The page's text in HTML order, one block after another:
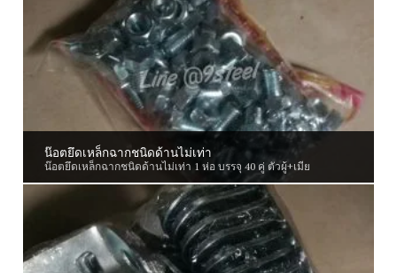
น๊อตยึดเหล็กฉากชนิดด้านไม่เท่า
น๊อตยึดเหล็กฉากชนิดด้านไม่เท่า 1 ห่อ บรรจุ 40 คู่ ตัวผู้+เมีย